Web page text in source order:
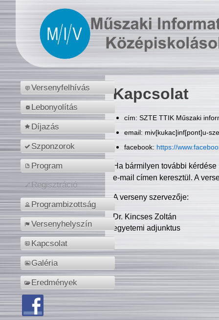
Versenyfelhívás
Lebonyolítás
Díjazás
Szponzorok
Program
Regisztráció
Programbizottság
Versenyhelyszín
Kapcsolat
Galéria
Eredmények
Kapcsolat
cím: SZTE TTIK Műszaki
email: miv[kukac]inf[pont]u-
facebook: https://
Ha bármilyen további
e-mail címen keresztül. A
A verseny szervezője:
Dr. Kincses Zoltán
egyetemi adjunktus